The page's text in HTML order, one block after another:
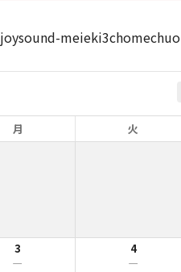
meieki3chomechuo
月 火
3 4
ー ー